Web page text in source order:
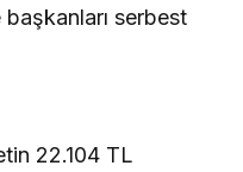
serbest
22.104 TL